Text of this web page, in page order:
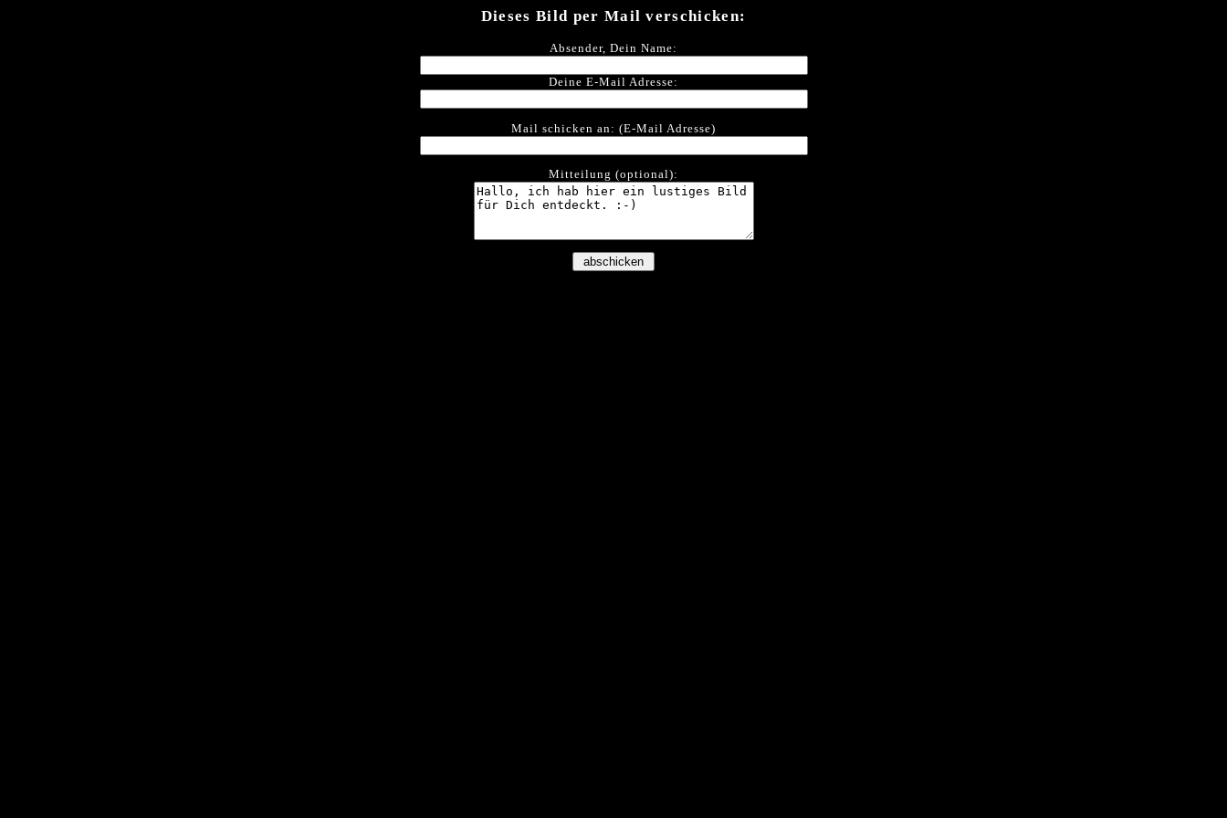
Dieses Bild per Mail verschicken:
Absender, Dein Name:
Deine E-Mail Adresse:
Mail schicken an: (E-Mail Adresse)
Mitteilung (optional):